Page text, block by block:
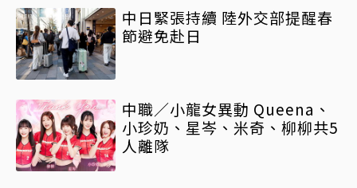
中日緊張持續 陸外交部提醒春
節避免赴日
中職／小龍女異動 Queena、
小珍奶、星岑、米奇、柳柳共5
人離隊